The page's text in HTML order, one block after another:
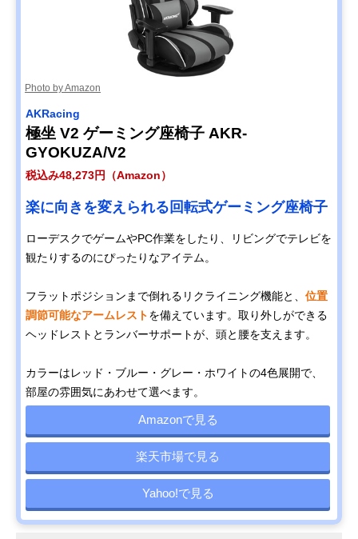
Photo by Amazon
AKRacing
極坐 V2 ゲーミング座椅子 AKR-
GYOKUZA/V2
税込み48,273円（Amazon）
楽に向きを変えられる回転式ゲーミング座椅子
ローデスクでゲームやPC作業をしたり、リビングでテレビを
観たりするのにぴったりなアイテム。
フラットポジションまで倒れるリクライニング機能と、 位置
調節可能なアームレストを備えています。取り外しができる
ヘッドレストとランバーサポートが、頭と腰を支えます。
カラーはレッド・ブルー・グレー・ホワイトの4色展開で、
部屋の雰囲気にあわせて選べます。
Amazonで見る
楽天市場で見る
Yahoo!で見る